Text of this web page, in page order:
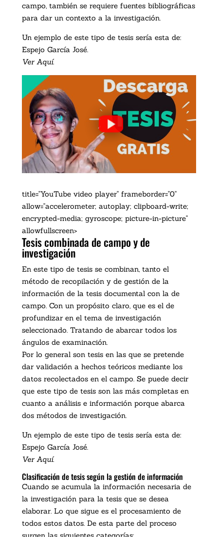
campo, también se requiere fuentes bibliográficas
para dar un contexto a la investigación.
Un ejemplo de este tipo de tesis sería esta de:
Espejo García José.
Ver Aquí.
title="YouTube video player" frameborder="0"
allow="accelerometer; autoplay; clipboard-write;
encrypted-media; gyroscope; picture-in-picture"
allowfullscreen>
Tesis combinada de campo y de
investigación
En este tipo de tesis se combinan, tanto el
método de recopilación y de gestión de la
información de la tesis documental con la de
campo. Con un propósito claro, que es el de
profundizar en el tema de investigación
seleccionado. Tratando de abarcar todos los
ángulos de examinación.
Por lo general son tesis en las que se pretende
dar validación a hechos teóricos mediante los
datos recolectados en el campo. Se puede decir
que este tipo de tesis son las más completas en
cuanto a análisis e información porque abarca
dos métodos de investigación.
Un ejemplo de este tipo de tesis sería esta de:
Espejo García José.
Ver Aquí.
Clasificación de tesis según la gestión de información
Cuando se acumula la información necesaria de
la investigación para la tesis que se desea
elaborar. Lo que sigue es el procesamiento de
todos estos datos. De esta parte del proceso